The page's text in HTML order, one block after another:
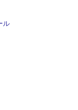
ル